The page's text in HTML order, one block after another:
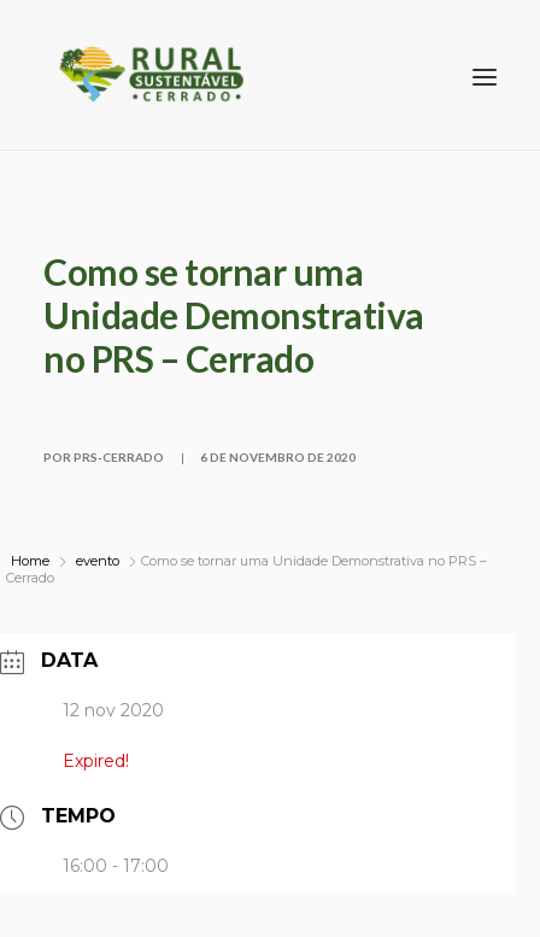
SEARCH
Como se tornar uma
Unidade Demonstrativa
no PRS – Cerrado
POR PRS-CERRADO | 6 DE NOVEMBRO DE 2020
Home evento
Como se tornar uma Unidade Demonstrativa no PRS –
Cerrado
DATA
12 nov 2020
Expired!
TEMPO
16:00 - 17:00